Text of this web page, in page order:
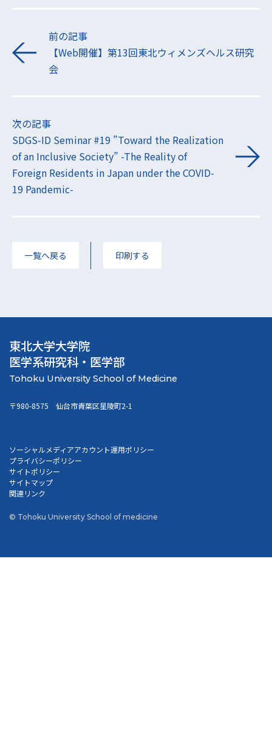
前の記事
【Web開催】第13回東北ウィメンズヘルス研究
会
次の記事
SDGS-ID Seminar #19 ”Toward the Realization
of an Inclusive Society” -The Reality of
Foreign Residents in Japan under the COVID-
19 Pandemic-
一覧へ戻る 印刷する
東北大学大学院
医学系研究科・医学部
〒980-8575 仙台市青葉区星陵町2-1
ソーシャルメディアアカウント運用ポリシー
プライバシーポリシー
サイトポリシー
サイトマップ
関連リンク
© Tohoku University School of medicine